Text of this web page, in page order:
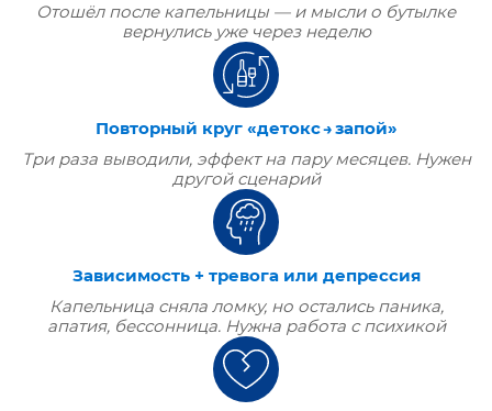
Отошёл после капельницы — и мысли о бутылке
вернулись уже через неделю
Повторный круг «детокс → запой»
Три раза выводили, эффект на пару месяцев. Нужен
другой сценарий
Зависимость + тревога или депрессия
Капельница сняла ломку, но остались паника,
апатия, бессонница. Нужна работа с психикой